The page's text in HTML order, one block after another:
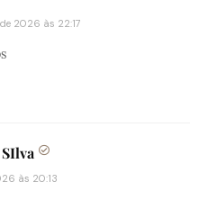
2026 às 22:17
às 20:13